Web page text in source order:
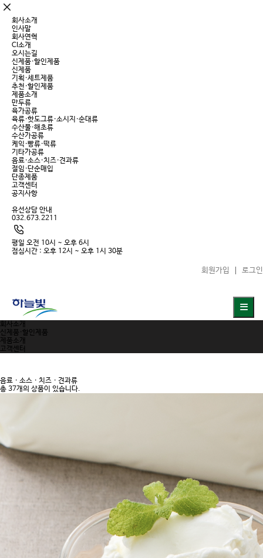
회사소개
인사말
회사연혁
CI소개
오시는길
신제품·할인제품
신제품
기획·세트제품
추천·할인제품
제품소개
만두류
육가공류
육류·핫도그류·소시지·순대류
수산물·해초류
수산가공류
케익·빵류·떡류
기타가공류
음료·소스·치즈·견과류
절임·단순매입
단종제품
고객센터
공지사항
유선상담 안내
032.673.2211
평일 오전 10시 ~ 오후 6시
점심시간 : 오후 12시 ~ 오후 1시 30분
회원가입 로그인
회사소개
신제품·할인제품
제품소개
고객센터
음료 · 소스 · 치즈 · 견과류
총 37개의 상품이 있습니다.